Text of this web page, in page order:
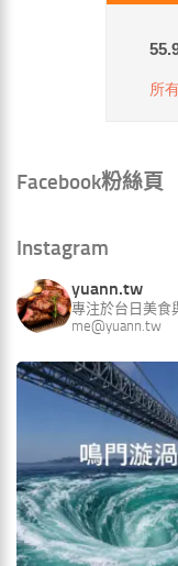
Facebook粉絲頁
Instagram
yuann.tw
專注於台日美食
me@yuann.tw